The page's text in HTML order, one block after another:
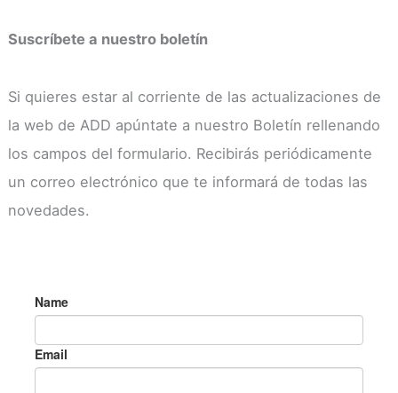
Suscríbete a nuestro boletín
Si quieres estar al corriente de las actualizaciones de
la web de ADD apúntate a nuestro Boletín rellenando
los campos del formulario. Recibirás periódicamente
un correo electrónico que te informará de todas las
novedades.